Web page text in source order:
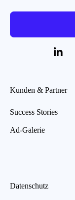
Kunden & Partner
Success Stories
Ad-Galerie
Datenschutz